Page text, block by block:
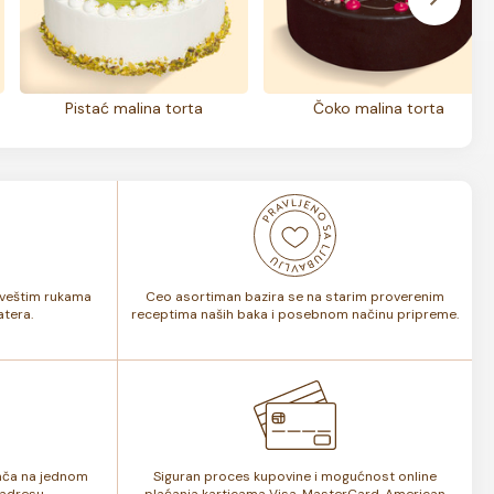
Pistać malina torta Čoko malina torta
rukama
Ceo asortiman bazira se na starim proverenim
receptima naših baka i posebnom načinu pripreme.
na jednom
Siguran proces kupovine i mogućnost online